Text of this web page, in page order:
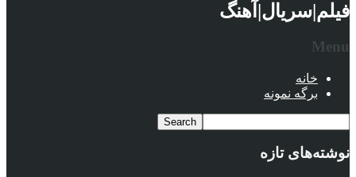
فیلم|سریال|آهنگ
Menu
خانه
برگه نمونه
نوشته‌های تازه